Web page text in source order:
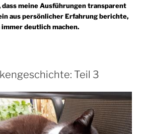
meine Ausführungen transparent
aus persönlicher Erfahrung berichte,
deutlich machen.
Teil 3